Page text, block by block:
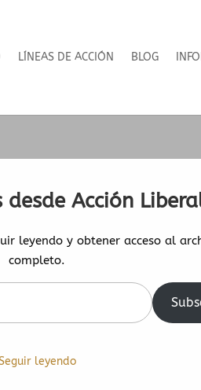
LÍNEAS DE ACCIÓN BLOG
desde Acción
leyendo y obtener acceso al
completo.
leyendo